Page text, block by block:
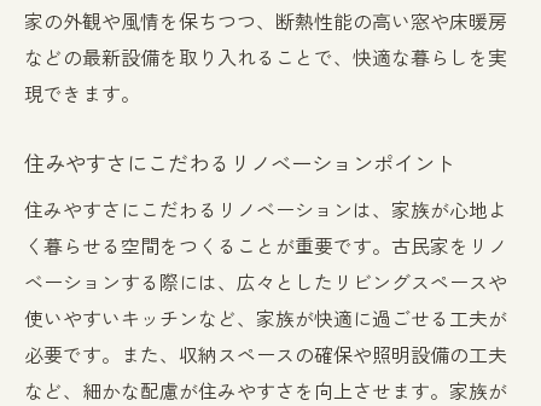
家の外観や風情を保ちつつ、断熱性能の高い窓や床暖房
などの最新設備を取り入れることで、快適な暮らしを実
現できます。
住みやすさにこだわるリノベーションポイント
住みやすさにこだわるリノベーションは、家族が心地よ
く暮らせる空間をつくることが重要です。古民家をリノ
ベーションする際には、広々としたリビングスペースや
使いやすいキッチンなど、家族が快適に過ごせる工夫が
必要です。また、収納スペースの確保や照明設備の工夫
など、細かな配慮が住みやすさを向上させます。家族が